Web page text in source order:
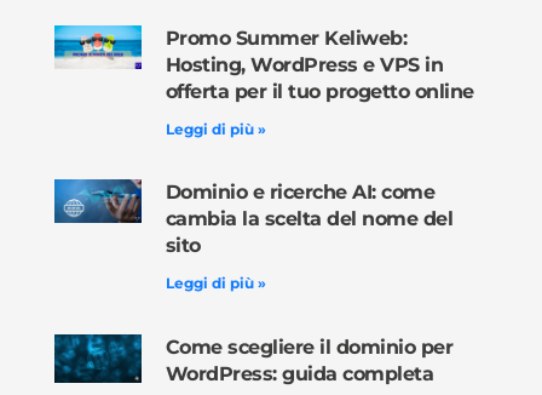
Promo Summer Keliweb:
Hosting, WordPress e VPS in
offerta per il tuo progetto online
Leggi di più »
Dominio e ricerche AI: come
cambia la scelta del nome del
sito
Leggi di più »
Come scegliere il dominio per
WordPress: guida completa